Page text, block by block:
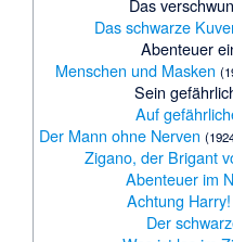
Das
Das schwarze
Abenteuer
Menschen und Masken
Sein
Auf
Der Mann ohne Nerven
Zigano, der Brigant
Abenteuer im
Achtung
Der